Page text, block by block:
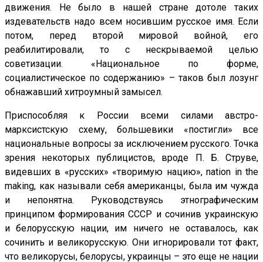
движения. Не было в нашей стране дотоле таких
издевательств надо всем носившим русское имя. Если
потом, перед второй мировой войной, его
реабилитировали, то с нескрываемой целью
советизации. «Национальное по форме,
социалистическое по содержанию» – таков был лозунг
обнажавший хитроумный замысел.
Приспособляя к России всеми силами австро-
марксистскую схему, большевики «постигли» все
национальные вопросы за исключением русского. Точка
зрения некоторых публицистов, вроде П. Б. Струве,
видевших в «русских» «творимую нацию», nation in the
making, как называли себя американцы, была им чужда
и непонятна. Руководствуясь этнографическим
принципом формирования СССР и сочинив украинскую
и белорусскую нации, им ничего не оставалось, как
сочинить и великорусскую. Они игнорировали тот факт,
что великорусы, белорусы, украинцы – это еще не нации